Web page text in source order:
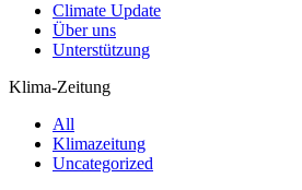
Climate Update
Über uns
Unterstützung
Klima-Zeitung
All
Klimazeitung
Uncategorized